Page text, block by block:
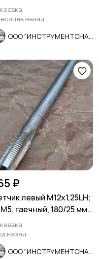
78, СССР.
назад
₽
левый М12х1,25LH;
гаечный, 180/25 мм,
хвостовик.
назад